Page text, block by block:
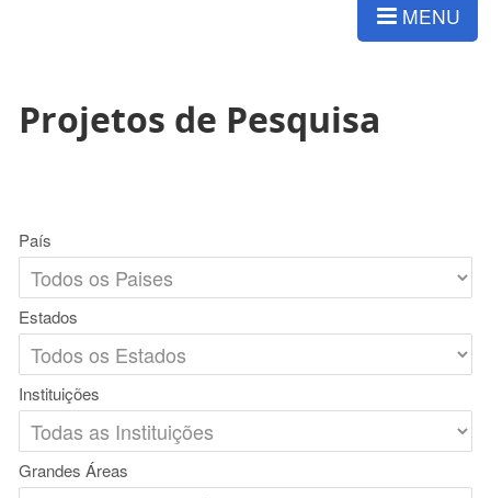
MENU
Projetos de Pesquisa
País
Estados
Instituições
Grandes Áreas